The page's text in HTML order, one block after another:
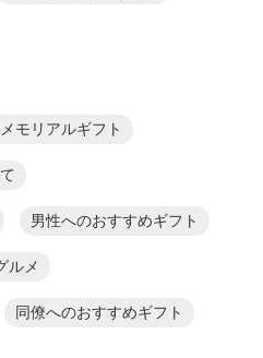
モリアルギフト
男性へのおすすめギフト
ルメ
同僚へのおすすめギフト